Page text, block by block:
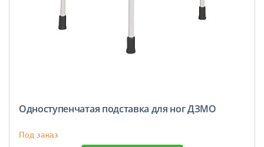
Одноступенчатая подставка для ног ДЗМО
Под заказ